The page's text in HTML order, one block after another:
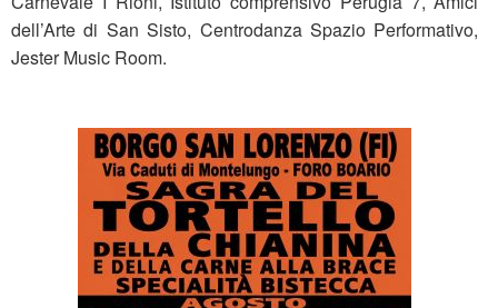
dell’Arte di San Sisto, Centrodanza Spazio Performativo,
Jester Music Room.